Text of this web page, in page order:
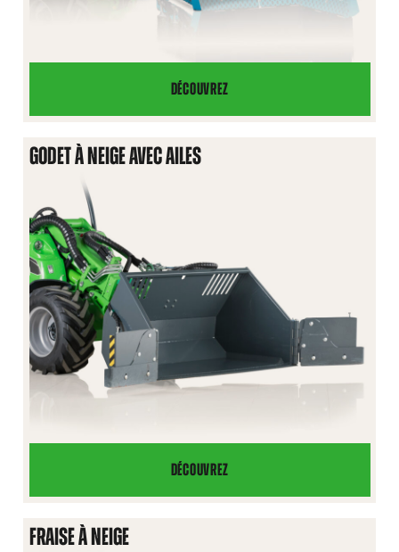
DÉCOUVREZ
LAME
DE
DÉNEIGEMENT
EN
GODET À NEIGE AVEC AILES
DÉCOUVREZ
GODET
À
FRAISE À NEIGE